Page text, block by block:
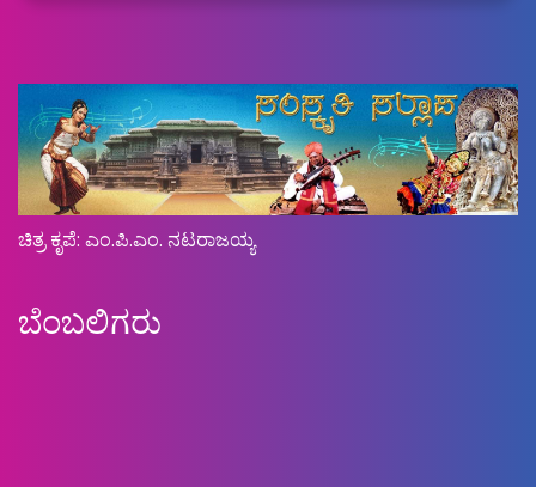
ಚಿತ್ರ ಕೃಪೆ: ಎಂ.ಪಿ.ಎಂ. ನಟರಾಜಯ್ಯ
ಬೆಂಬಲಿಗರು